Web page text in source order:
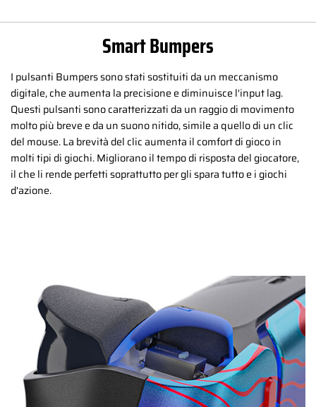
Smart Bumpers
I pulsanti Bumpers sono stati sostituiti da un meccanismo
digitale, che aumenta la precisione e diminuisce l'input lag.
Questi pulsanti sono caratterizzati da un raggio di movimento
molto più breve e da un suono nitido, simile a quello di un clic
del mouse. La brevità del clic aumenta il comfort di gioco in
molti tipi di giochi. Migliorano il tempo di risposta del giocatore,
il che li rende perfetti soprattutto per gli spara tutto e i giochi
d'azione.